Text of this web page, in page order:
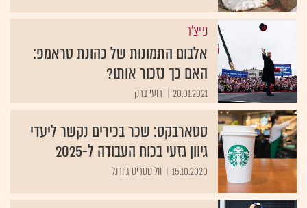
פיצ'ר
אלבום התמונות של כהונת טראמפ:
האם כך נזכור אותו?
20.01.2021 רועי ברק
סטארבקס: שכר בכירים נקשר ליעדי
גיוון גזעי בכוח העבודה ל-2025
15.10.2020 וול סטריט ג'ורנל